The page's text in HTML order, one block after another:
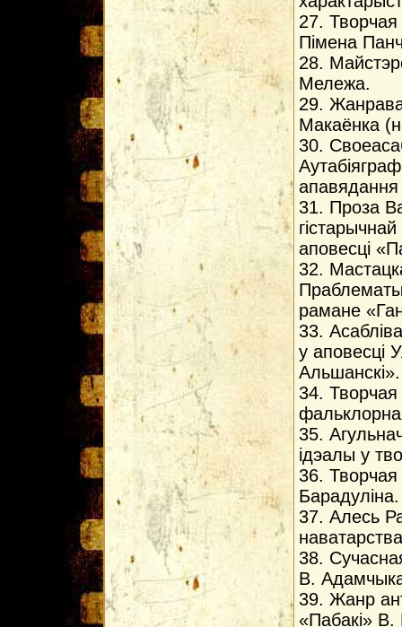
27.
Пiмена
28.
Мележа.
29.
Макаёнка
30.
31. Проза
аповесцi
32.
рамане
33.
у аповесцi
Альшанскi».
34.
35.
iдэалы у
36.
Барадулiна.
37. Алесь
38.
В.
39. Жанр
«Пабакi» В.